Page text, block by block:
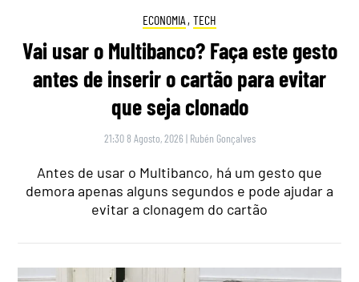
ECONOMIA , TECH
Vai usar o Multibanco? Faça este gesto
antes de inserir o cartão para evitar
que seja clonado
21:30 8 Agosto, 2026 | Rubén Gonçalves
Antes de usar o Multibanco, há um gesto que
demora apenas alguns segundos e pode ajudar a
evitar a clonagem do cartão